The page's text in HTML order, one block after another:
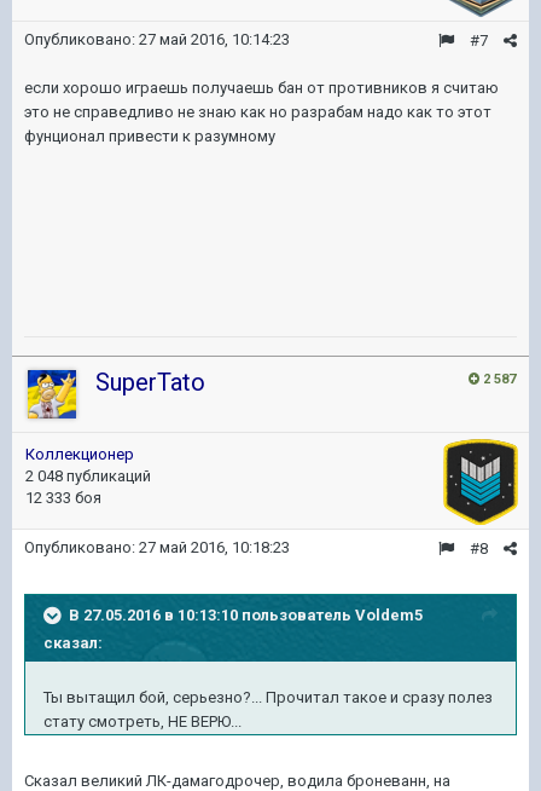
#7
Опубликовано: 27 май 2016, 10:14:23
если хорошо играешь получаешь бан от противников я считаю
это не справедливо не знаю как но разрабам надо как то этот
фунционал привести к разумному
2 587
SuperTato
Коллекционер
2 048 публикаций
12 333 боя
#8
Опубликовано: 27 май 2016, 10:18:23
В 27.05.2016 в 10:13:10 пользователь Voldem5
сказал:
Ты вытащил бой, серьезно?... Прочитал такое и сразу полез
стату смотреть, НЕ ВЕРЮ...
Сказал великий ЛК-дамагодрочер, водила броневанн, на